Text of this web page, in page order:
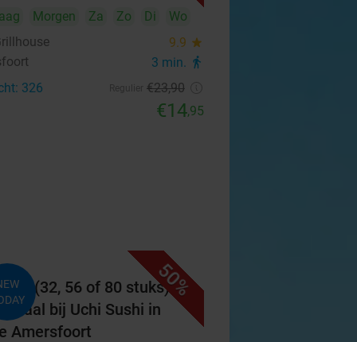
Morgen Za Zo Di
Wo
9.9 star
3 min. directions_walk
326 €23,90
€14,95
50%
(32, 56 of 80 stuks)
bij Uchi Sushi in
Amersfoort